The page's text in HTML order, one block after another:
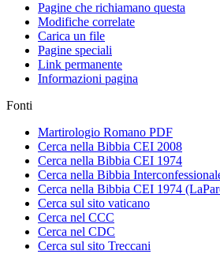
Pagine che richiamano questa
Modifiche correlate
Carica un file
Pagine speciali
Link permanente
Informazioni pagina
Fonti
Martirologio Romano PDF
Cerca nella Bibbia CEI 2008
Cerca nella Bibbia CEI 1974
Cerca nella Bibbia
Cerca nella Bibbia CEI 1974
Cerca sul sito vaticano
Cerca nel CCC
Cerca nel CDC
Cerca sul sito Treccani